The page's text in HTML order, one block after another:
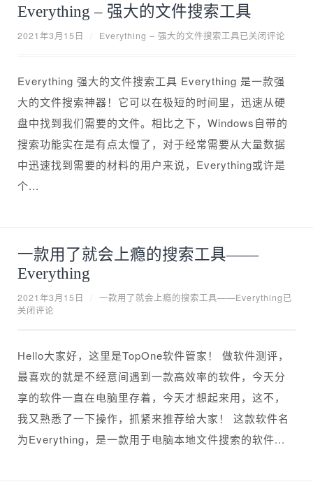
Everything – 强大的文件搜索工具​
2021年3月15日 Everything – 强大的文件搜索工具​已关闭评论
Everything 强大的文件搜索工具 Everything 是一款强
大的文件搜索神器！它可以在极短的时间里，迅速从硬
盘中找到我们需要的文件。相比之下，Windows自带的
搜索功能实在是有点太慢了，对于经常需要从大量数据
中迅速找到需要的材料的用户来说，Everything或许是
个...
一款用了就会上瘾的搜索工具——
Everything
2021年3月15日 一款用了就会上瘾的搜索工具——Everything已
关闭评论
Hello大家好，这里是TopOne软件管家！ 做软件测评，
最喜欢的就是不经意间遇到一款高效率的软件，今天分
享的软件一直在电脑里存着，今天才想起来用，这不，
我又熟悉了一下操作，抓紧来推荐给大家！ 这款软件名
为Everything，是一款用于电脑本地文件搜索的软件...